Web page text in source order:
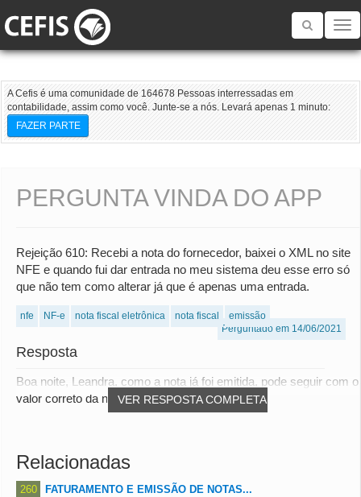
Toggle
A Cefis é uma comunidade de 164678 Pessoas interressadas em
contabilidade, assim como você. Junte-se a nós. Levará apenas 1 minuto:
FAZER PARTE
PERGUNTA VINDA DO APP
Rejeição 610: Recebi a nota do fornecedor, baixei o XML no site
NFE e quando fui dar entrada no meu sistema deu esse erro só
que não tem como alterar já que é apenas uma entrada.
nfe NF-e nota fiscal eletrônica nota fiscal
emissão
Perguntado em 14/06/2021
Resposta
VER RESPOSTA COMPLETA
Boa noite, Leandra, como a nota já foi emitida, pode seguir com o
valor correto da nota fiscal.
Relacionadas
260 FATURAMENTO E EMISSÃO DE NOTAS...